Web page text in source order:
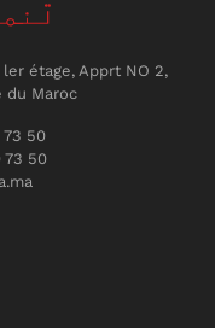
ler étage, Apprt NO 2,
du Maroc
73 50
73 50